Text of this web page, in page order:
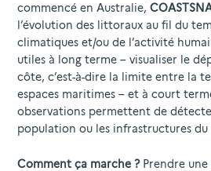
commencé en Australie,
l’évolution des littoraux au fil du
climatiques et/ou de l’activité
utiles à long terme – visualiser le
côte, c’est-à-dire la limite entre la
espaces maritimes – et à court
observations permettent de
population ou les infrastructures
Comment ça marche ? Prendre